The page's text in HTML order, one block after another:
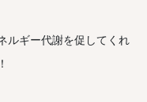
ルギー代謝を促してくれ